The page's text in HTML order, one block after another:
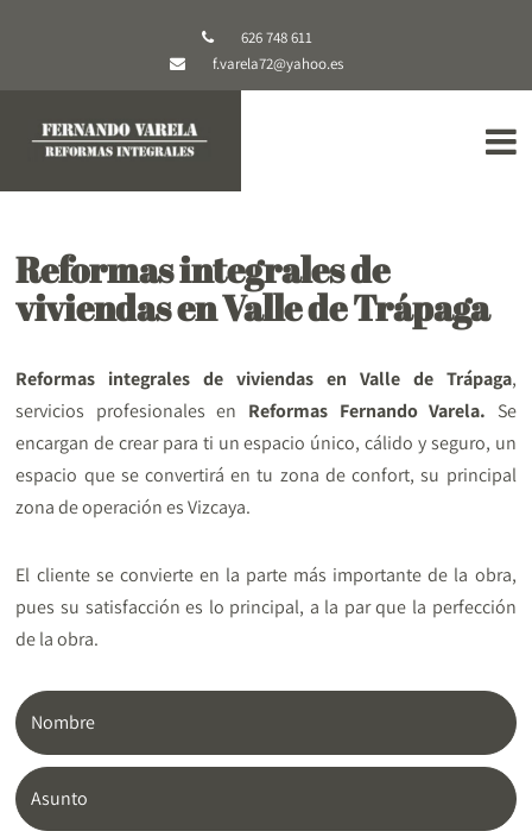
626 748 611
f.varela72@yahoo.es
Reformas integrales de
viviendas en Valle de Trápaga
Reformas integrales de viviendas en Valle de Trápaga,
servicios profesionales en Reformas Fernando Varela. Se
encargan de crear para ti un espacio único, cálido y seguro, un
espacio que se convertirá en tu zona de confort, su principal
zona de operación es Vizcaya.
El cliente se convierte en la parte más importante de la obra,
pues su satisfacción es lo principal, a la par que la perfección
de la obra.